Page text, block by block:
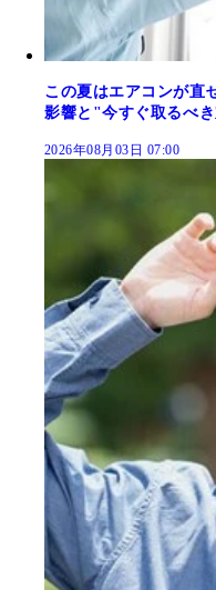
この夏はエアコンが
影響と"今すぐ取るべ
2026年08月03日 07:00